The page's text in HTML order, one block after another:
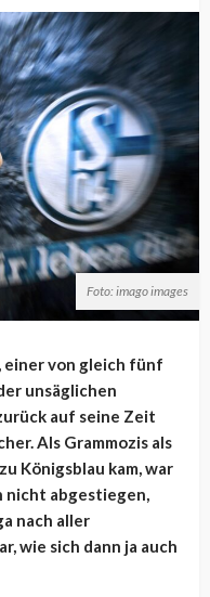
Foto: imago images
einer von gleich fünf
unsäglichen
auf seine Zeit
Als Grammozis als
Königsblau kam, war
nicht abgestiegen,
nach aller
wie sich dann ja auch